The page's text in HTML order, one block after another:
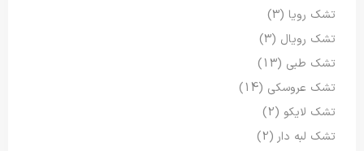
تشک رویا (3)
تشک رویال (3)
تشک طبی (13)
تشک عروسکی (14)
تشک لایکو (2)
تشک لبه دار (2)